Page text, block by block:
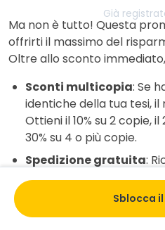
Ma non è tutto! Questa
offrirti il massimo del
Oltre allo sconto
Sconti multicopia: Se
identiche della tua tesi,
Ottieni il 10% su 2 copie,
30% su 4 o più copie.
Spedizione gratuita:
comodamente a casa
l'Unione Europea, senza
Non lasciare nulla al caso
Sblocca
Già